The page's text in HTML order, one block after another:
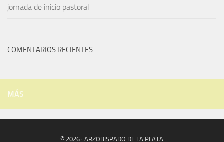
jornada de inicio pastoral
COMENTARIOS RECIENTES
MÁS
© 2026 · ARZOBISPADO DE LA PLATA